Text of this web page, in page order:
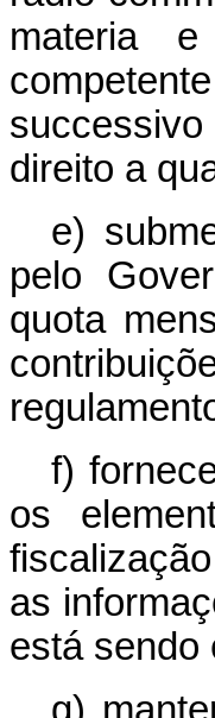
materia
direito a
e)
pelo
quota
f)
os
as
está sendo